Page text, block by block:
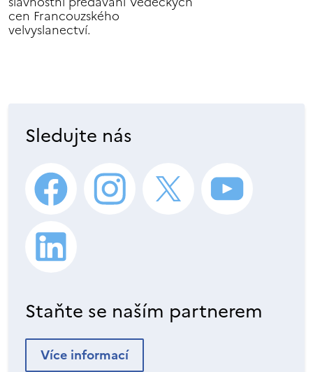
cen Francouzského
velvyslanectví.
Sledujte nás
Staňte se naším partnerem
Více informací